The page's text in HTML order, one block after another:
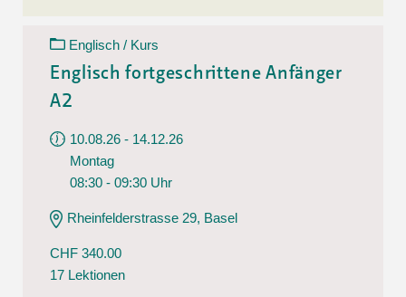
Englisch / Kurs
Englisch fortgeschrittene Anfänger
A2
10.08.26 - 14.12.26
Montag
08:30 - 09:30 Uhr
Rheinfelderstrasse 29, Basel
CHF 340.00
17 Lektionen